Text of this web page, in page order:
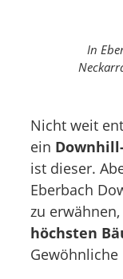
In
Nicht weit
ein
ist dieser.
Eberbach
zu
höchsten
Gewöhnliche